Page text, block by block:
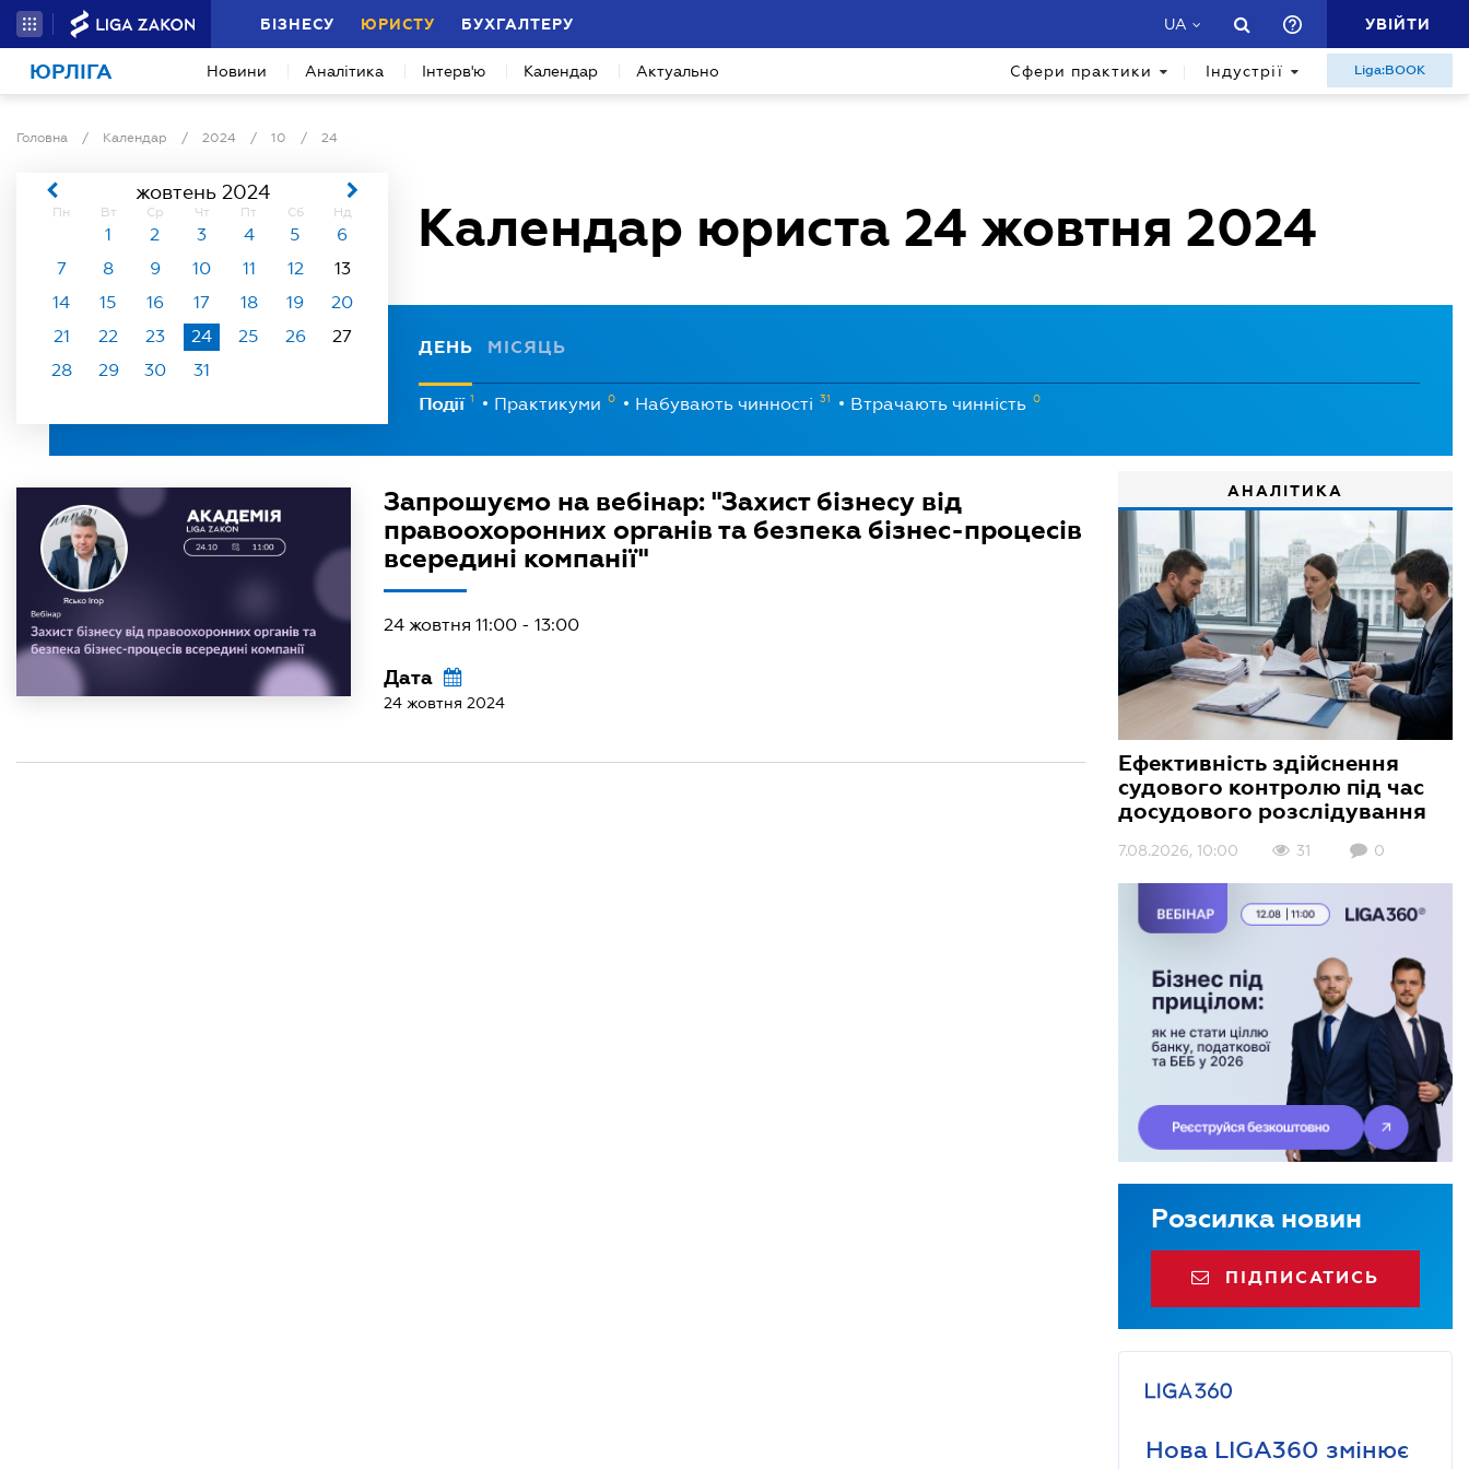
БІЗНЕСУ ЮРИСТУ БУХГАЛТЕРУ UA УВІЙТИ
ЮРЛІГА Новини Аналітика Інтерв'ю Календар Актуально Сфери практики Індустрії Liga:BOOK
Головна / Календар / 2024 / 10 / 24
Календар юриста 24 жовтня 2024
жовтень 2024
Пн Вт Ср Чт Пт Сб Нд
1 2 3 4 5
6
7
8 9 10 11 12
13
14
15 16 17 18 19
20
21
22 23 24 25 26
27
28
29 30 31
ДЕНЬ МІСЯЦЬ
Події 1 Практикуми 0 Набувають чинності 31 Втрачають чинність 0
Запрошуємо на вебінар: "Захист бізнесу від
правоохоронних органів та безпека бізнес-процесів
всередині компанії"
24 жовтня 11:00 - 13:00
Дата
24 жовтня 2024
АНАЛІТИКА
Ефективність здійснення
судового контролю під час
досудового розслідування
7.08.2026, 10:00 31 0
Розсилка новин
ПІДПИСАТИСЬ
Нова LIGA360 змінює